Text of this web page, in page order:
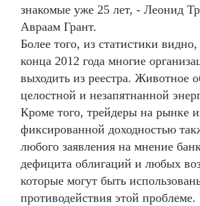
знакомые уже 25 лет, - Леонид
Авраам Грант.
Более того, из статистики видно,
конца 2012 года многие
выходить из реестра. Животное
целостной и незапятнанной
Кроме того, трейдеры на рынке
фиксированной доходностью
любого заявления на мнение
дефицита облигаций и любых
которые могут быть
противодействия этой